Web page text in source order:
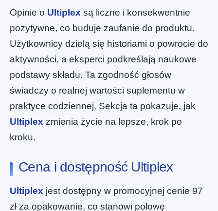
Opinie o Ultiplex są liczne i konsekwentnie
pozytywne, co buduje zaufanie do produktu.
Użytkownicy dzielą się historiami o powrocie do
aktywności, a eksperci podkreślają naukowe
podstawy składu. Ta zgodność głosów
świadczy o realnej wartości suplementu w
praktyce codziennej. Sekcja ta pokazuje, jak
Ultiplex zmienia życie na lepsze, krok po
kroku.
Cena i dostępność Ultiplex
Ultiplex jest dostępny w promocyjnej cenie 97
zł za opakowanie, co stanowi połowę